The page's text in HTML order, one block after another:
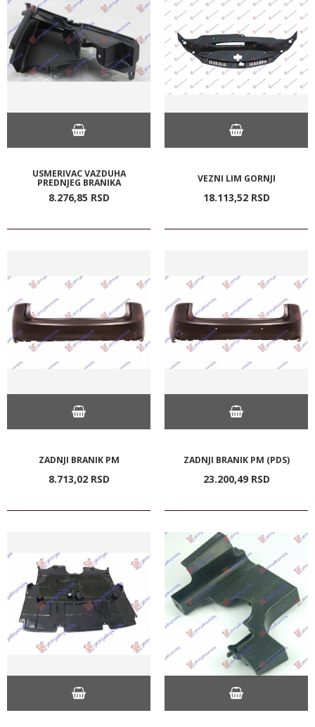
USMERIVAC VAZDUHA
PREDNJEG BRANIKA
8.276,85 RSD
VEZNI LIM GORNJI
18.113,52 RSD
ZADNJI BRANIK PM
8.713,02 RSD
ZADNJI BRANIK PM (PDS)
23.200,49 RSD